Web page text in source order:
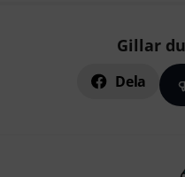
Gillar
Dela